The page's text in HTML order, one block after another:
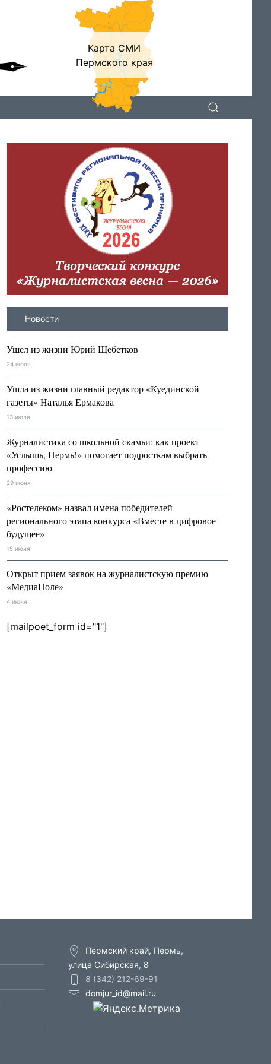
Карта СМИ
Пермского края
Новости
Ушел из жизни Юрий Щебетков
24 июля
Ушла из жизни главный редактор «Куединской
газеты» Наталья Ермакова
13 июля
Журналистика со школьной скамьи: как проект
«Услышь, Пермь!» помогает подросткам выбрать
профессию
29 июня
«Ростелеком» назвал имена победителей
регионального этапа конкурса «Вместе в цифровое
будущее»
15 июня
Открыт прием заявок на журналистскую премию
«МедиаПоле»
4 июня
[mailpoet_form id="1"]
Пермский край, Пермь,
улица Сибирская, 8
8 (342) 212-69-91
domjur_id@mail.ru